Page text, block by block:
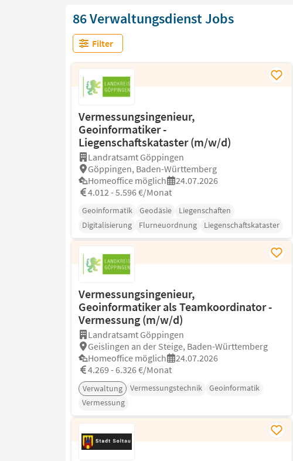
86 Verwaltungsdienst Jobs
Filter
Vermessungsingenieur,
Geoinformatiker -
Liegenschaftskataster (m/w/d)
Landratsamt Göppingen
Göppingen, Baden-Württemberg
Homeoffice möglich
24.07.2026
4.012 - 5.596 €/Monat
Geoinformatik Geodäsie
Liegenschaften
Digitalisierung
Flurneuordnung Liegenschaftskataster
Vermessungsingenieur,
Geoinformatiker als Teamkoordinator -
Vermessung (m/w/d)
Landratsamt Göppingen
Geislingen an der Steige, Baden-Württemberg
Homeoffice möglich
24.07.2026
4.269 - 6.326 €/Monat
Verwaltung Vermessungstechnik
Geoinformatik
Vermessung